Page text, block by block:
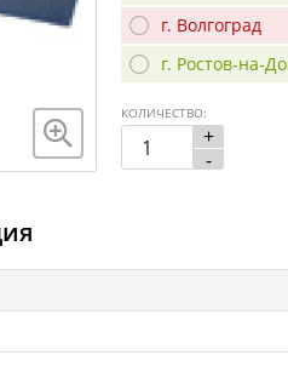
г. Волгоград
г. Ростов-на-
+
-
КОЛИЧЕСТВО: